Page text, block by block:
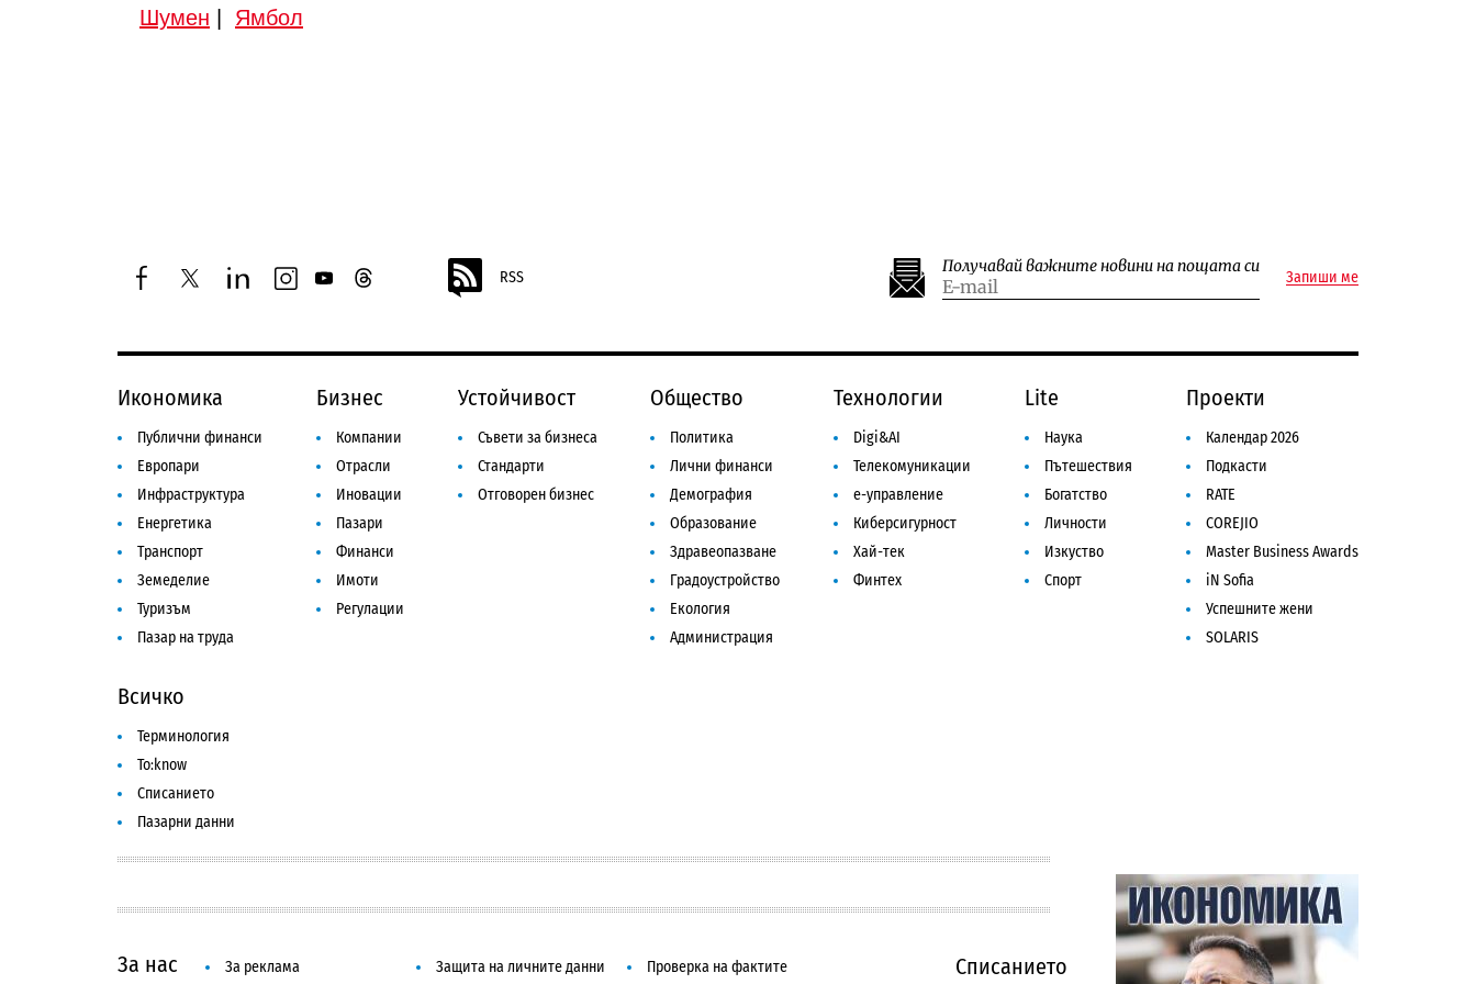
Шумен
Ямбол
facebooktwitterlinkedininstagram
youtubethreads RSS
Получавай важните новини на пощата си
Запиши ме
Икономика
Публични финанси
Европари
Инфраструктура
Енергетика
Транспорт
Земеделие
Туризъм
Пазар на труда
Бизнес
Компании
Отрасли
Иновации
Пазари
Финанси
Имоти
Регулации
Устойчивост
Съвети за бизнеса
Стандарти
Отговорен бизнес
Общество
Политика
Лични финанси
Демография
Образование
Здравеопазване
Градоустройство
Екология
Администрация
Технологии
Digi&AI
Телекомуникации
е-управление
Киберсигурност
Хай-тек
Финтех
Lite
Наука
Пътешествия
Богатство
Личности
Изкуство
Спорт
Проекти
Календар 2026
Подкасти
RATE
COREJIO
Master Business Awards
iN Sofia
Успешните жени
SOLARIS
Всичко
Терминология
To:know
Списанието
Пазарни данни
За нас За реклама Защита на личните данни Проверка на фактите Списанието